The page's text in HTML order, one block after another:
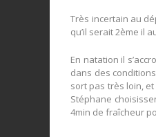
Très incertain au
qu’il serait 2ème il
En natation il
dans des
sort pas très loin,
Stéphane
4min de fraîcheur